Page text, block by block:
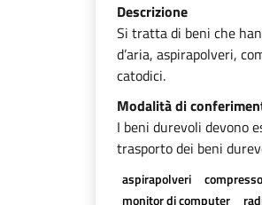
Descrizione
Si tratta di beni che
d’aria, aspirapolveri,
catodici.
Modalità di
I beni durevoli devono
trasporto dei beni
aspirapolveri
monitor di computer